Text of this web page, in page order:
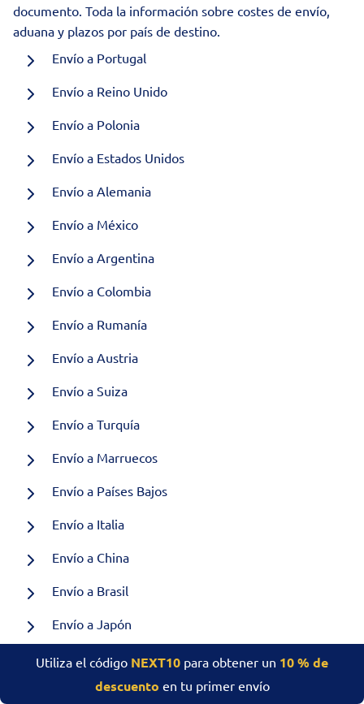
Utiliza el código NEXT10 para obtener un 10 % de
descuento en tu primer envío
documento. Toda la información sobre costes de envío,
aduana y plazos por país de destino.
Envío a Portugal
Envío a Reino Unido
Envío a Polonia
Envío a Estados Unidos
Envío a Alemania
Envío a México
Envío a Argentina
Envío a Colombia
Envío a Rumanía
Envío a Austria
Envío a Suiza
Envío a Turquía
Envío a Marruecos
Envío a Países Bajos
Envío a Italia
Envío a China
Envío a Brasil
Envío a Japón
Envío a Grecia
Envío a Corea del Sur